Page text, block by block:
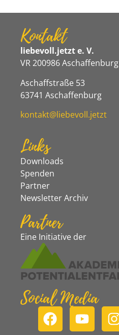
Kontakt
liebevoll.jetzt e. V.
VR 200986 Aschaffenburg
Aschaffstraße 53
63741 Aschaffenburg
kontakt@liebevoll.jetzt
Links
Downloads
Spenden
Partner
Newsletter Archiv
Partner
Eine Initiative der
Social Media